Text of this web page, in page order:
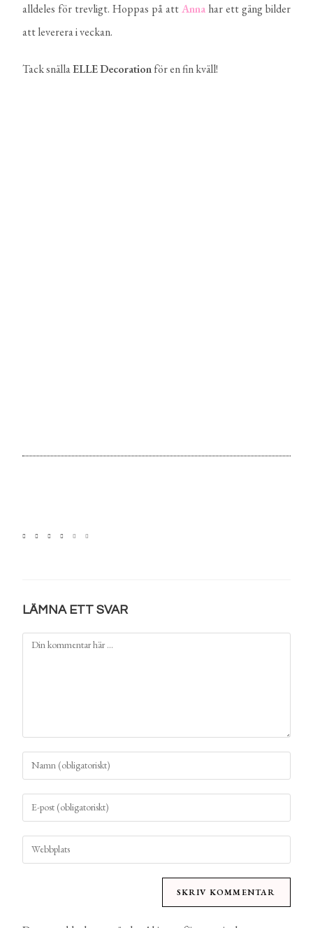
alldeles för trevligt. Hoppas på attAnnahar ett gäng bilder
att leverera i veckan.
Tack snällaELLEDecorationför en fin kväll!
LÄMNA ETT SVAR